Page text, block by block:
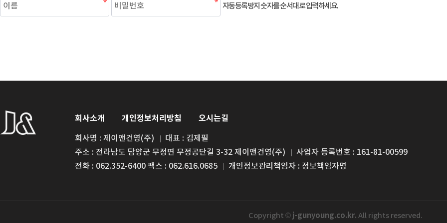
자동등록방지 숫자를 순서대로 입력하세요.
회사소개 개인정보처리방침 오시는길
회사명 : 제이앤건영(주)
대표 : 김제필
주소 : 전라남도 담양군 무정면 무정공단길 3-32 제이앤건영(주)
사업자 등록번호 : 161-81-00599
전화 : 062.352-6400 팩스 : 062.616.0685
개인정보관리책임자 : 정보책임자명
Copyright © j-gunyoung.co.kr. All rights reserved.